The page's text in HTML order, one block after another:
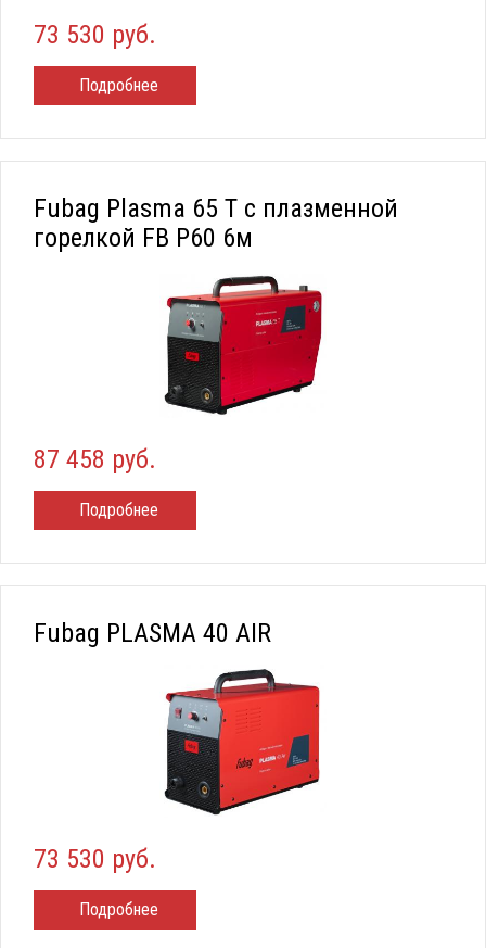
73 530 руб.
Подробнее
Fubag Plasma 65 T с плазменной
горелкой FB P60 6м
87 458 руб.
Подробнее
Fubag PLASMA 40 AIR
73 530 руб.
Подробнее